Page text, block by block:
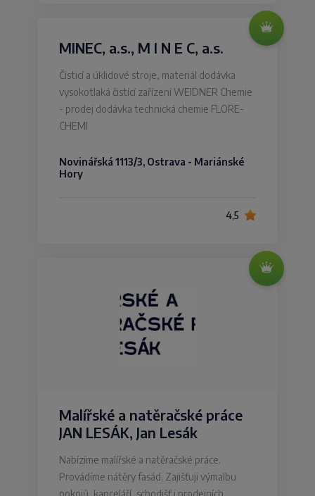
MINEC, a.s., M I N E C, a.s.
Čisticí a úklidové stroje, materiál dodávka
vysokotlaká čistící zařízení WEIDNER Chemie
- prodej dodávka technická chemie FLORE-
CHEMI
Novinářská 1113/3, Ostrava - Mariánské
Hory
4,5
Malířské a natěračské práce
JAN LESÁK, Jan Lesák
Nabízíme malířské a natěračské práce.
Provádíme nátěry fasád. Zajišťuji výmalbu